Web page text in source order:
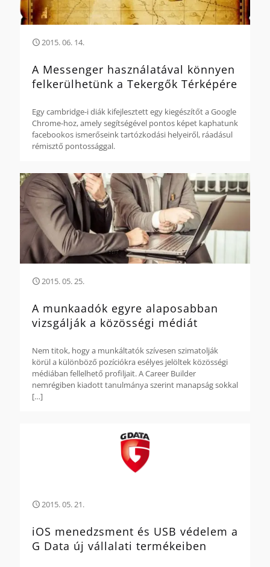
2015. 06. 14.
A Messenger használatával könnyen
felkerülhetünk a Tekergők Térképére
Egy cambridge-i diák kifejlesztett egy kiegészítőt a Google
Chrome-hoz, amely segítségével pontos képet kaphatunk
facebookos ismerőseink tartózkodási helyeiről, ráadásul
rémisztő pontossággal.
2015. 05. 25.
A munkaadók egyre alaposabban
vizsgálják a közösségi médiát
Nem titok, hogy a munkáltatók szívesen szimatolják
körül a különböző pozíciókra esélyes jelöltek közösségi
médiában fellelhető profiljait. A Career Builder
nemrégiben kiadott tanulmánya szerint manapság sokkal
[…]
2015. 05. 21.
iOS menedzsment és USB védelem a
G Data új vállalati termékeiben